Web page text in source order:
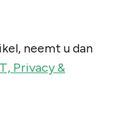
neemt u dan
Privacy &